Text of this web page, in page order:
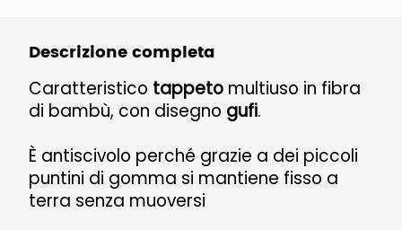
Descrizione completa
Caratteristico tappeto multiuso in fibra
di bambù, con disegno gufi.
È antiscivolo perché grazie a dei piccoli
puntini di gomma si mantiene fisso a
terra senza muoversi